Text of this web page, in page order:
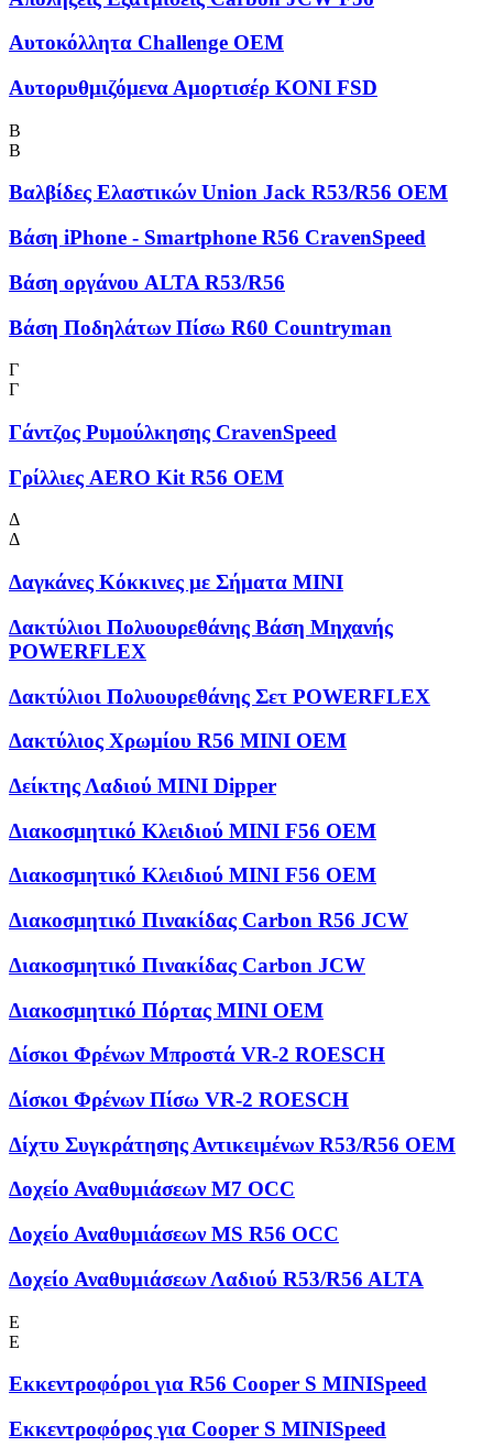
Αυτοκόλλητα Challenge OEM
Αυτορυθμιζόμενα Αμορτισέρ KONI FSD
Β
Β
Βαλβίδες Ελαστικών Union Jack R53/R56 OEM
Βάση iPhone - Smartphone R56 CravenSpeed
Βάση οργάνου ALTA R53/R56
Βάση Ποδηλάτων Πίσω R60 Countryman
Γ
Γ
Γάντζος Ρυμούλκησης CravenSpeed
Γρίλλιες AERO Kit R56 OEM
Δ
Δ
Δαγκάνες Κόκκινες με Σήματα MINI
Δακτύλιοι Πολυουρεθάνης Βάση Μηχανής
POWERFLEX
Δακτύλιοι Πολυουρεθάνης Σετ POWERFLEX
Δακτύλιος Χρωμίου R56 MINI OEM
Δείκτης Λαδιού MINI Dipper
Διακοσμητικό Κλειδιού MINI F56 OEM
Διακοσμητικό Κλειδιού MINI F56 OEM
Διακοσμητικό Πινακίδας Carbon R56 JCW
Διακοσμητικό Πινακίδας Carbon JCW
Διακοσμητικό Πόρτας MINI OEM
Δίσκοι Φρένων Μπροστά VR-2 ROESCH
Δίσκοι Φρένων Πίσω VR-2 ROESCH
Δίχτυ Συγκράτησης Αντικειμένων R53/R56 OEM
Δοχείο Αναθυμιάσεων M7 OCC
Δοχείο Αναθυμιάσεων MS R56 OCC
Δοχείο Αναθυμιάσεων Λαδιού R53/R56 ALTA
Ε
Ε
Εκκεντροφόροι για R56 Cooper S MINISpeed
Εκκεντροφόρος για Cooper S MINISpeed